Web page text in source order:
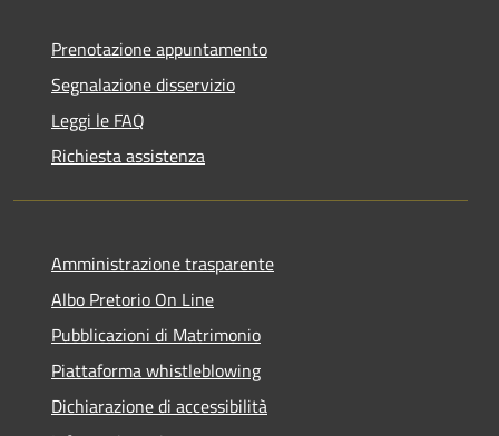
Prenotazione appuntamento
Segnalazione disservizio
Leggi le FAQ
Richiesta assistenza
Amministrazione trasparente
Albo Pretorio On Line
Pubblicazioni di Matrimonio
Piattaforma whistleblowing
Dichiarazione di accessibilità